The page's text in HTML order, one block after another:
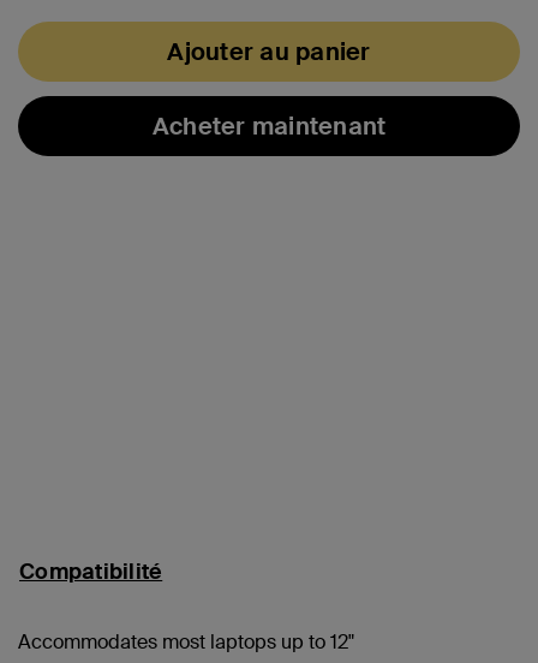
Ajouter au panier
Acheter maintenant
Compatibilité
Accommodates most laptops up to 12"